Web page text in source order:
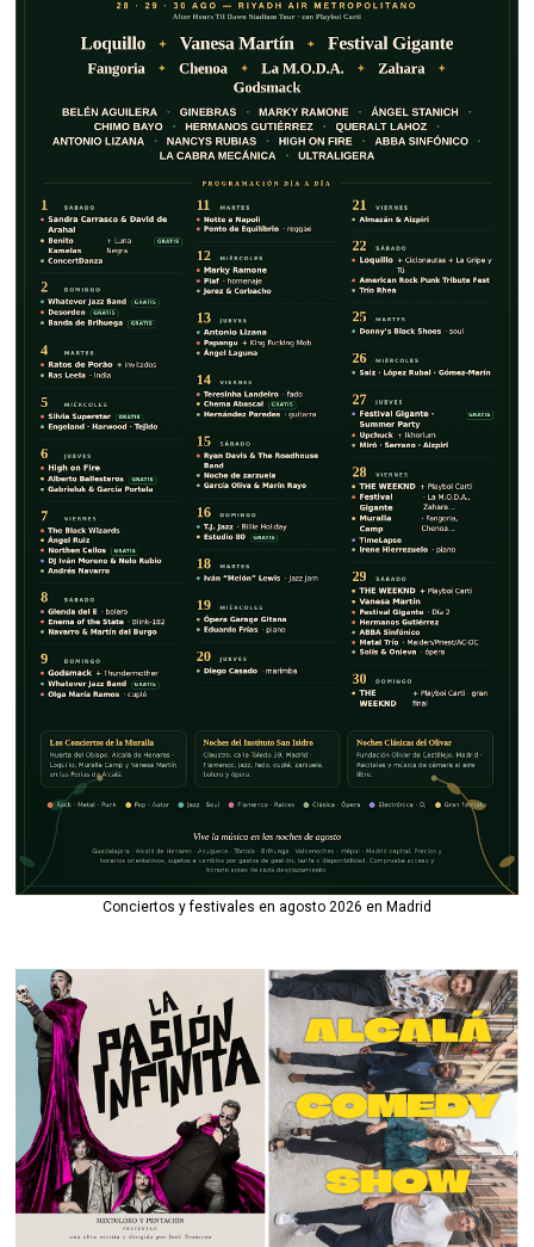
Conciertos y festivales en agosto 2026 en Madrid